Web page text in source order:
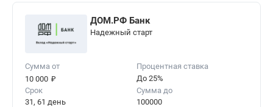
ДОМ.РФ Банк
Надежный старт
Сумма от
10 000 ₽
Процентная ставка
До 25%
Срок
31, 61 день
Сумма до
100000